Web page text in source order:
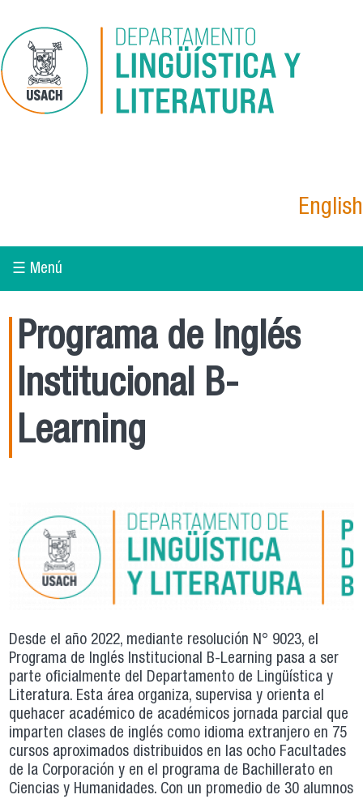
English
☰ Menú
Programa de Inglés
Institucional B-
Learning
Desde el año 2022, mediante resolución N° 9023, el
Programa de Inglés Institucional B-Learning pasa a ser
parte oficialmente del Departamento de Lingüística y
Literatura. Esta área organiza, supervisa y orienta el
quehacer académico de académicos jornada parcial que
imparten clases de inglés como idioma extranjero en 75
cursos aproximados distribuidos en las ocho Facultades
de la Corporación y en el programa de Bachillerato en
Ciencias y Humanidades. Con un promedio de 30 alumnos